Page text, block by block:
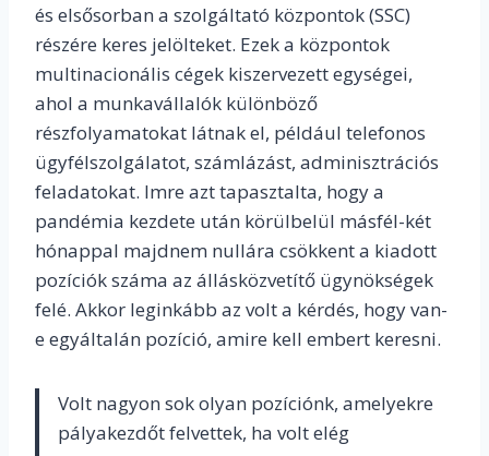
és elsősorban a szolgáltató központok (SSC)
részére keres jelölteket. Ezek a központok
multinacionális cégek kiszervezett egységei,
ahol a munkavállalók különböző
részfolyamatokat látnak el, például telefonos
ügyfélszolgálatot, számlázást, adminisztrációs
feladatokat. Imre azt tapasztalta, hogy a
pandémia kezdete után körülbelül másfél-két
hónappal majdnem nullára csökkent a kiadott
pozíciók száma az állásközvetítő ügynökségek
felé. Akkor leginkább az volt a kérdés, hogy van-
e egyáltalán pozíció, amire kell embert keresni.
Volt nagyon sok olyan pozíciónk, amelyekre
pályakezdőt felvettek, ha volt elég